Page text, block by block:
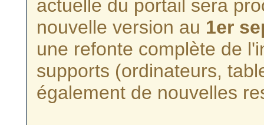
actuelle du portail sera
nouvelle version au 1er
une refonte complète de
supports (ordinateurs,
également de nouvelles